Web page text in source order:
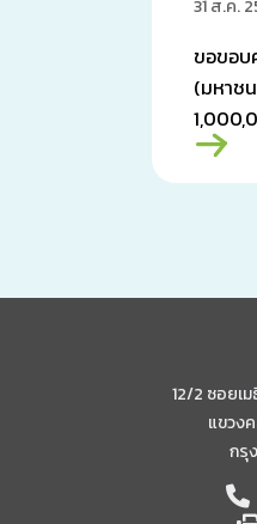
31 ส.ค.
ขอขอบ
(มหาช
เพื่อสม
แก้ไขภ
12/2 ซอยเ
แขวง
กรุ